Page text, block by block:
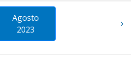
Agosto
2023